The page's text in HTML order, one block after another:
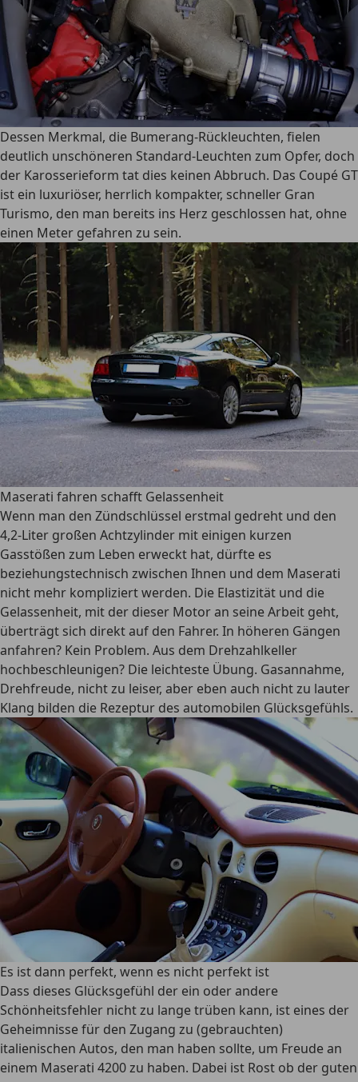
Dessen Merkmal, die Bumerang-Rückleuchten, fielen
deutlich unschöneren Standard-Leuchten zum Opfer, doch
der Karosserieform tat dies keinen Abbruch. Das Coupé GT
ist ein luxuriöser, herrlich kompakter, schneller Gran
Turismo, den man bereits ins Herz geschlossen hat, ohne
einen Meter gefahren zu sein.
Maserati fahren schafft Gelassenheit
Wenn man den Zündschlüssel erstmal gedreht und den
4,2-Liter großen Achtzylinder mit einigen kurzen
Gasstößen zum Leben erweckt hat, dürfte es
beziehungstechnisch zwischen Ihnen und dem Maserati
nicht mehr kompliziert werden. Die Elastizität und die
Gelassenheit, mit der dieser Motor an seine Arbeit geht,
überträgt sich direkt auf den Fahrer. In höheren Gängen
anfahren? Kein Problem. Aus dem Drehzahlkeller
hochbeschleunigen? Die leichteste Übung. Gasannahme,
Drehfreude, nicht zu leiser, aber eben auch nicht zu lauter
Klang bilden die Rezeptur des automobilen Glücksgefühls.
Es ist dann perfekt, wenn es nicht perfekt ist
Dass dieses Glücksgefühl der ein oder andere
Schönheitsfehler nicht zu lange trüben kann, ist eines der
Geheimnisse für den Zugang zu (gebrauchten)
italienischen Autos, den man haben sollte, um Freude an
einem Maserati 4200 zu haben. Dabei ist Rost ob der guten